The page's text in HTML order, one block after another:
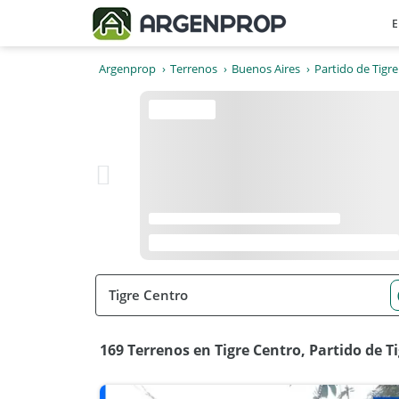
Argenprop Terrenos Buenos Aires Partido de Tigre
169 Terrenos en Tigre Centro, Partido de